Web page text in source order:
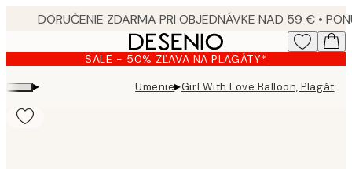
content.
SALE - 50% ZĽAVA NA PLAGÁTY*
▸ Umenie▸Girl With Love Balloon, Plagát